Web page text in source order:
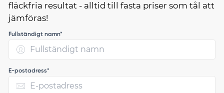
fläckfria resultat - alltid till fasta priser som tål att
jämföras!
Fullständigt namn*
E-postadress*